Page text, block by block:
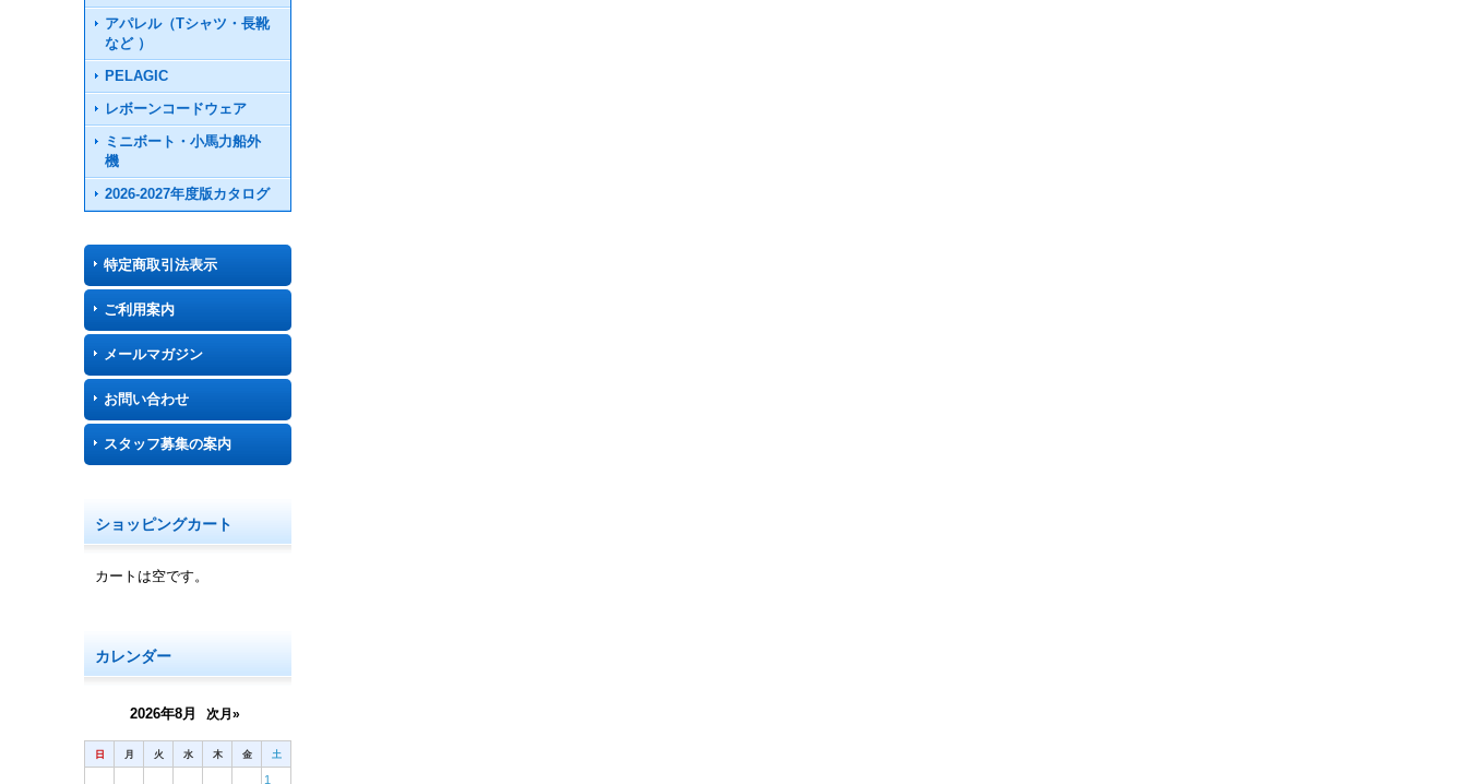
アパレル（Tシャツ・長靴
など ）
PELAGIC
レボーンコードウェア
ミニボート・小馬力船外
機
2026-2027年度版カタログ
特定商取引法表示
ご利用案内
メールマガジン
お問い合わせ
スタッフ募集の案内
ショッピングカート
カートは空です。
カレンダー
2026年8月 次月»
日 月 火 水 木 金 土
1